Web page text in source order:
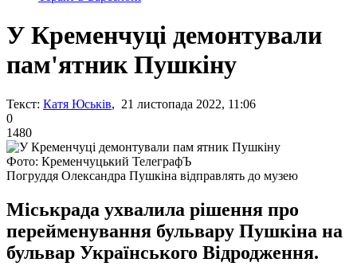
У Кременчуці демонтували
пам'ятник Пушкіну
Текст: Катя Юськів, 21 листопада 2022, 11:06
0
1480
Фото: Кременчуцький ТелеграфЪ
Погруддя Олександра Пушкіна відправлять до музею
Міськрада ухвалила рішення про
перейменування бульвару Пушкіна на
бульвар Українського Відродження.